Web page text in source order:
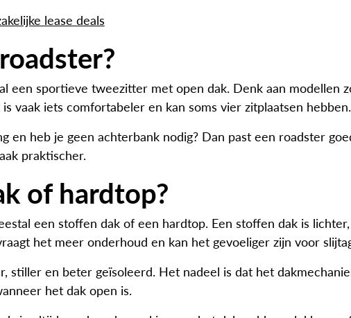
lease deals
een sportieve tweezitter met open dak. Denk aan modellen
vaak iets comfortabeler en kan soms vier zitplaatsen hebben.
en heb je geen achterbank nodig? Dan past een roadster
praktischer.
of hardtop?
een stoffen dak of een hardtop. Een stoffen dak is
het meer onderhoud en kan het gevoeliger zijn voor
stiller en beter geïsoleerd. Het nadeel is dat het
het dak open is.